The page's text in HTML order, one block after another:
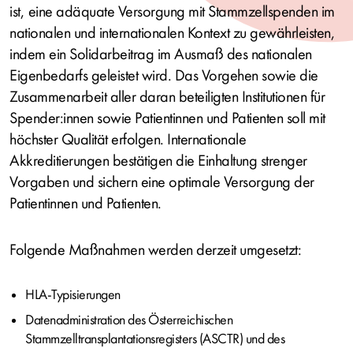
ist, eine adäquate Versorgung mit Stammzellspenden im
nationalen und internationalen Kontext zu gewährleisten,
indem ein Solidarbeitrag im Ausmaß des nationalen
Eigenbedarfs geleistet wird. Das Vorgehen sowie die
Zusammenarbeit aller daran beteiligten Institutionen für
Spender:innen sowie Patientinnen und Patienten soll mit
höchster Qualität erfolgen. Internationale
Akkreditierungen bestätigen die Einhaltung strenger
Vorgaben und sichern eine optimale Versorgung der
Patientinnen und Patienten.
Folgende Maßnahmen werden derzeit umgesetzt:
HLA-Typisierungen
Datenadministration des Österreichischen
Stammzelltransplantationsregisters (ASCTR) und des